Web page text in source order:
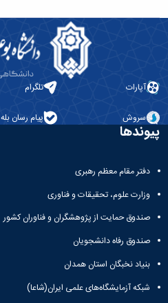
آپارات تلگرام
سروش پیام رسان بله
پیوندها
دفتر مقام معظم رهبری
وزارت علوم، تحقیقات و فناوری
صندوق حمایت از پژوهشگران و فناوران کشور
صندوق رفاه دانشجویان
بنیاد نخبگان استان همدان
شبکه آزمایشگاه‌های علمی ایران(شاعا)